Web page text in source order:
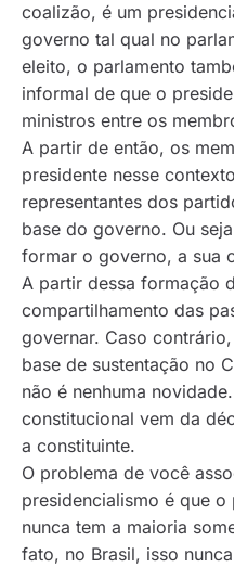
coalizão, é um
governo tal qual no
eleito, o parlamento
informal de que o
ministros entre os
A partir de então, os
presidente nesse
representantes dos
base do governo. Ou
formar o governo, a sua
A partir dessa formação
compartilhamento das
governar. Caso
base de sustentação no
não é nenhuma
constitucional vem da
a constituinte.
O problema de você
presidencialismo é que
nunca tem a maioria
fato, no Brasil, isso